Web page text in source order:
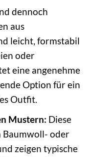
dennoch
aus
leicht, formstabil
oder
eine angenehme
Option für ein
Outfit.
Mustern: Diese
Baumwoll- oder
zeigen typische